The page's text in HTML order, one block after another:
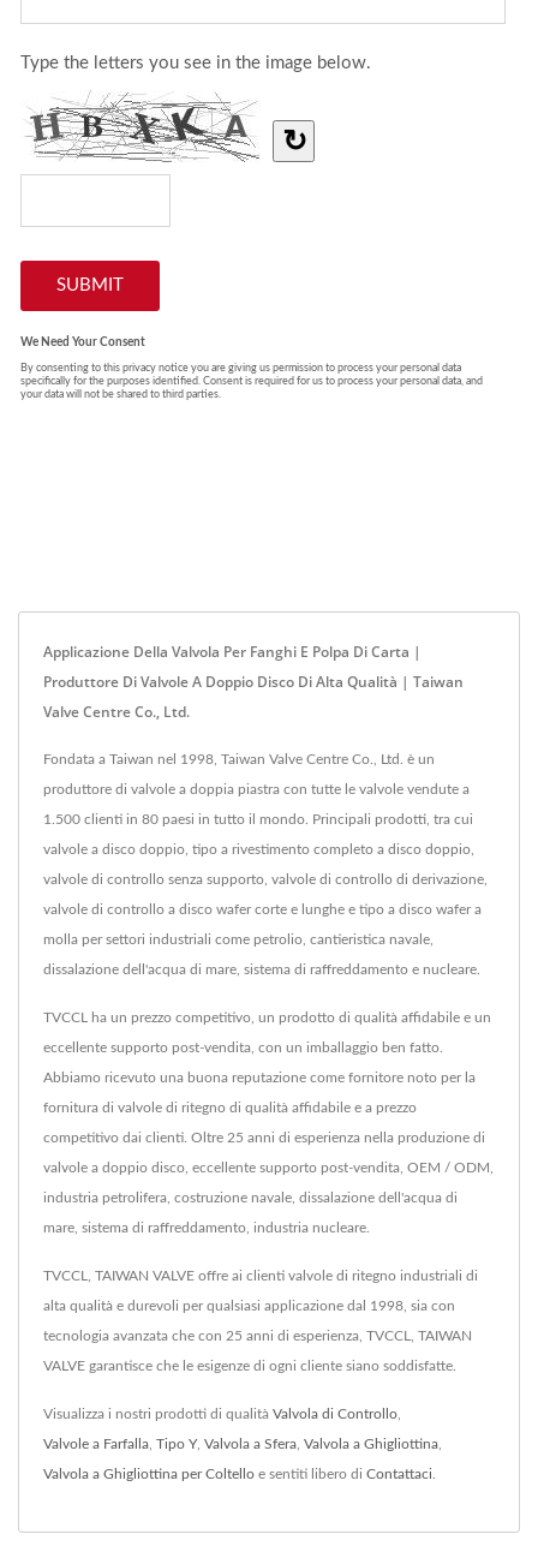
Applicazione Della Valvola Per Fanghi E Polpa Di Carta |
Produttore Di Valvole A Doppio Disco Di Alta Qualità | Taiwan
Valve Centre Co., Ltd.
Fondata a Taiwan nel 1998, Taiwan Valve Centre Co., Ltd. è un
produttore di valvole a doppia piastra con tutte le valvole vendute a
1.500 clienti in 80 paesi in tutto il mondo. Principali prodotti, tra cui
valvole a disco doppio, tipo a rivestimento completo a disco doppio,
valvole di controllo senza supporto, valvole di controllo di derivazione,
valvole di controllo a disco wafer corte e lunghe e tipo a disco wafer a
molla per settori industriali come petrolio, cantieristica navale,
dissalazione dell'acqua di mare, sistema di raffreddamento e nucleare.
TVCCL ha un prezzo competitivo, un prodotto di qualità affidabile e un
eccellente supporto post-vendita, con un imballaggio ben fatto.
Abbiamo ricevuto una buona reputazione come fornitore noto per la
fornitura di valvole di ritegno di qualità affidabile e a prezzo
competitivo dai clienti. Oltre 25 anni di esperienza nella produzione di
valvole a doppio disco, eccellente supporto post-vendita, OEM / ODM,
industria petrolifera, costruzione navale, dissalazione dell'acqua di
mare, sistema di raffreddamento, industria nucleare.
TVCCL, TAIWAN VALVE offre ai clienti valvole di ritegno industriali di
alta qualità e durevoli per qualsiasi applicazione dal 1998, sia con
tecnologia avanzata che con 25 anni di esperienza, TVCCL, TAIWAN
VALVE garantisce che le esigenze di ogni cliente siano soddisfatte.
Visualizza i nostri prodotti di qualità Valvola di Controllo,
Valvole a Farfalla, Tipo Y, Valvola a Sfera, Valvola a Ghigliottina,
Valvola a Ghigliottina per Coltello e sentiti libero di Contattaci.